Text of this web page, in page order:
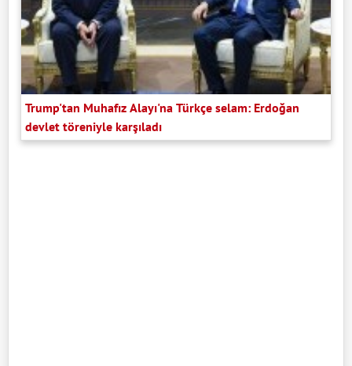
Trump'tan Muhafız Alayı'na Türkçe selam: Erdoğan
devlet töreniyle karşıladı